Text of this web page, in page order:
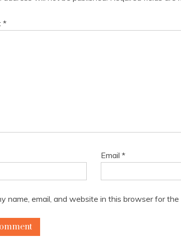
*
Email *
name, email, and website in this browser for